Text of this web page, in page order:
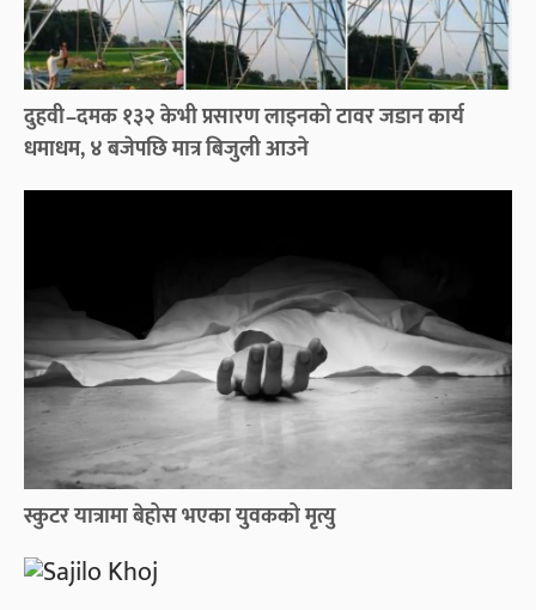
दुहवी–दमक १३२ केभी प्रसारण लाइनको टावर जडान कार्य
धमाधम, ४ बजेपछि मात्र बिजुली आउने
स्कुटर यात्रामा बेहोस भएका युवकको मृत्यु